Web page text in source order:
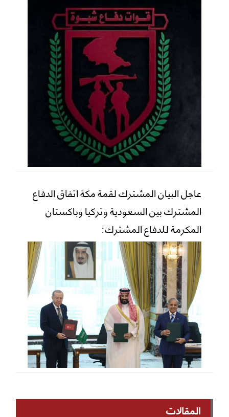
عاجل البيان المشترك لقمة مكة اتفاق الدفاع
المشترك بين السعودية وتركيا وباكستان
المكرمة للدفاع المشترك:
المقالات